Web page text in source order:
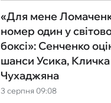
3 серпня 09:08
«Для мене
номер один у
боксі»: Сенченко
шанси Усика, Кличка
Чухаджяна